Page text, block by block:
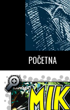
POČETNA